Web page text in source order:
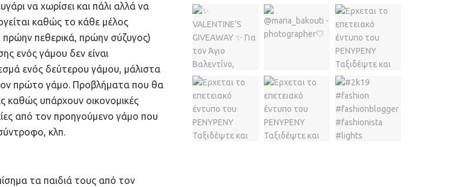
να χωρίσει και πάλι αλλά να
καθώς το κάθε μέλος
πρώην πεθερικά, πρώην σύζυγος)
ενός γάμου δεν είναι
ενός δεύτερου γάμου, μάλιστα
πρώτο γάμο. Προβλήματα που θα
καθώς υπάρχουν οικονομικές
από τον προηγούμενο γάμο που
κλπ.
τα παιδιά τους από τον